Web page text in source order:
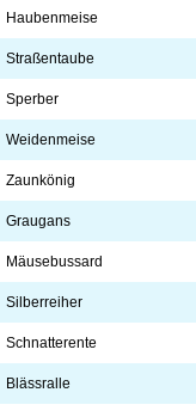
Haubenmeise
Straßentaube
Sperber
Weidenmeise
Zaunkönig
Graugans
Mäusebussard
Silberreiher
Schnatterente
Blässralle